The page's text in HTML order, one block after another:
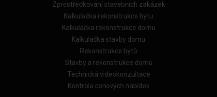
Zprostředkování stavebních zakázek
Kalkulačka rekonstrukce bytu
Kalkulačka rekonstrukce domu
Kalkulačka stavby domu
Rekonstrukce bytů
Stavby a rekonstrukce domů
Technická videokonzultace
Kontrola cenových nabídek